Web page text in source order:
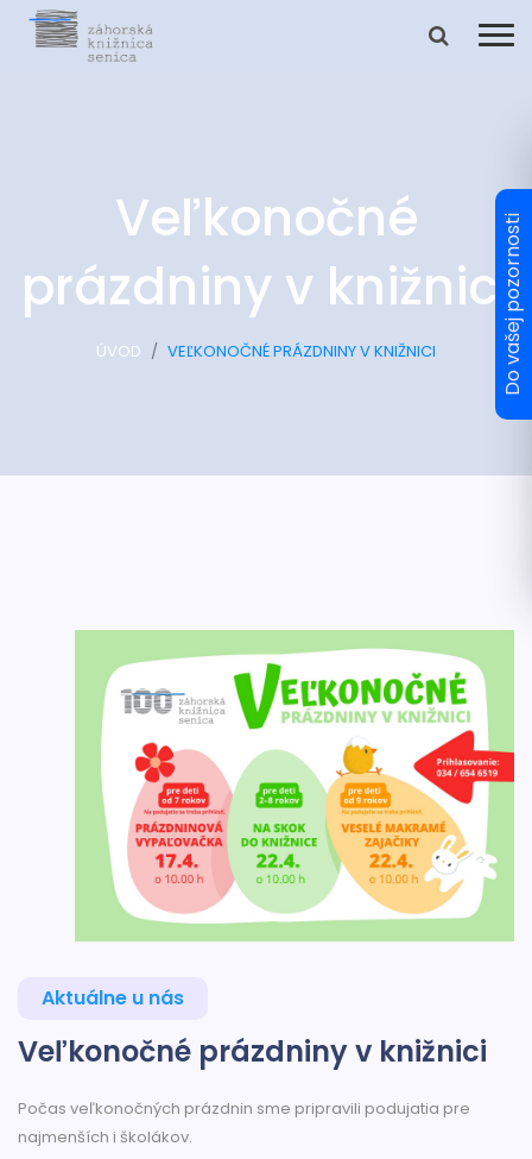
Veľkonočné
prázdniny v knižnici
ÚVOD VEĽKONOČNÉ PRÁZDNINY V KNIŽNICI
Aktuálne u nás
Veľkonočné prázdniny v knižnici
Počas veľkonočných prázdnin sme pripravili podujatia pre
najmenších i školákov.